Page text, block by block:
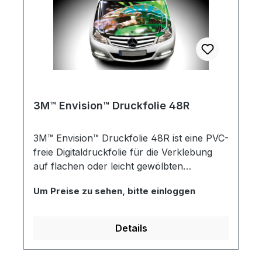
sich mit Solvent-, Latex-, Resin- und UV-
Tinten bedrucken. Laminatempfehlung:
3M™ Envision™ Schutzlaminat 8048G und
3M™ Envision™ Druckfolie 48R
3M™ Envision™ Druckfolie 48R ist eine PVC-
freie Digitaldruckfolie für die Verklebung
auf flachen oder leicht gewölbten
bleibt die matte, weiße Druckfolie
niedrigen Temperaturen ihre Elastizität.
Druckfolie 48R erzielen Sie
Um Preise zu sehen, bitte einloggen
Details